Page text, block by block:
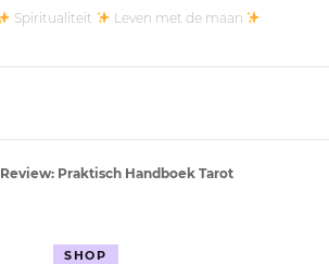
Spiritualiteit Leven met de maan
Review: Praktisch Handboek Tarot
SHOP